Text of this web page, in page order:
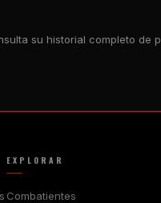
su historial completo de
EXPLORAR
Combatientes